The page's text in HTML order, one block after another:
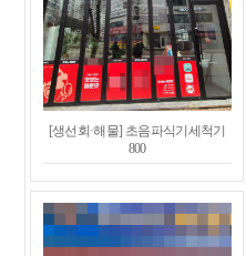
[생선회·해물] 초음파식기세척기
800